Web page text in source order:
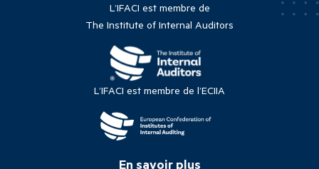
L’IFACI est membre de
The Institute of Internal Auditors
L’IFACI est membre de l’ECIIA
En savoir plus